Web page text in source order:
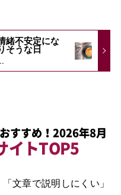
緒不安定にな
そうな日
すすめ！2026年8月
イトTOP5
文章で説明しにくい」